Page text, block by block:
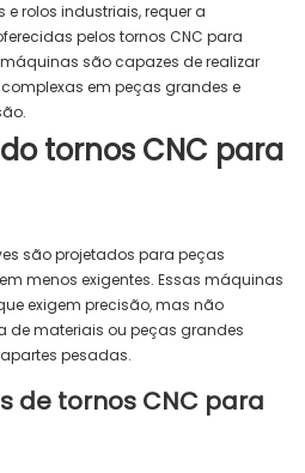
rolos industriais, requer a
pelos tornos CNC para
são capazes de realizar
em peças grandes e
tornos CNC para
são projetados para peças
menos exigentes. Essas máquinas
exigem precisão, mas não
de materiais ou peças grandes
pesadas.
de tornos CNC para